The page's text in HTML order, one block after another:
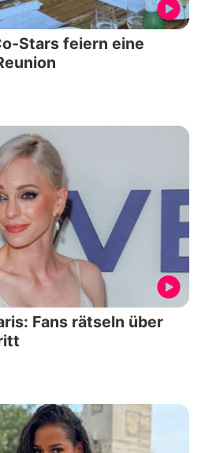
Stars feiern eine
Fans rätseln über